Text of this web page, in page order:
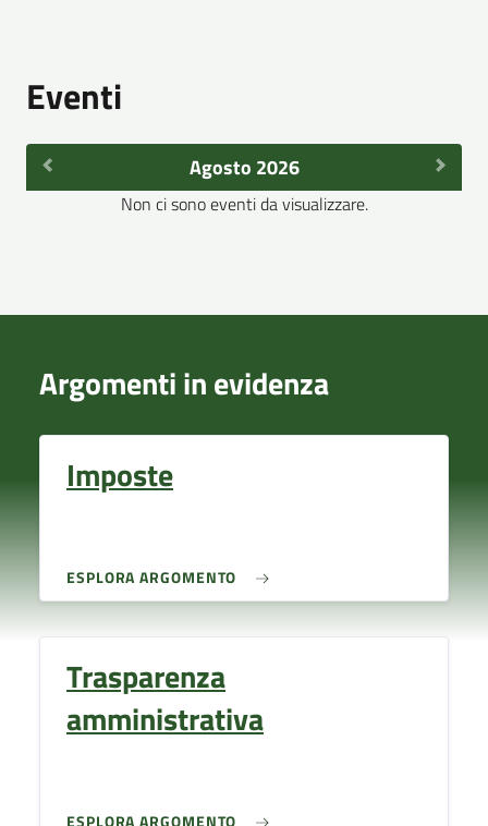
Eventi
Agosto 2026
Non ci sono eventi da visualizzare.
Argomenti in evidenza
Imposte
ESPLORA ARGOMENTO
Trasparenza
amministrativa
ESPLORA ARGOMENTO